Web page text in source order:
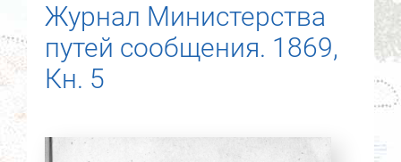
Новости
О нас
Журнал Министерства
путей сообщения. 1869,
Кн. 5